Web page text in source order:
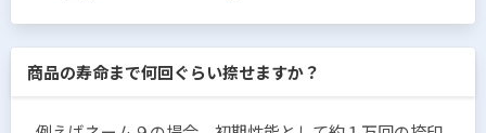
商品の寿命まで何回ぐらい捺せますか？